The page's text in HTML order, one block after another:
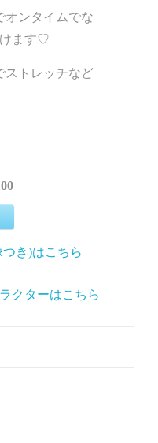
オンタイムでな
けます♡
ストレッチなど
き)はこちら
クターはこちら